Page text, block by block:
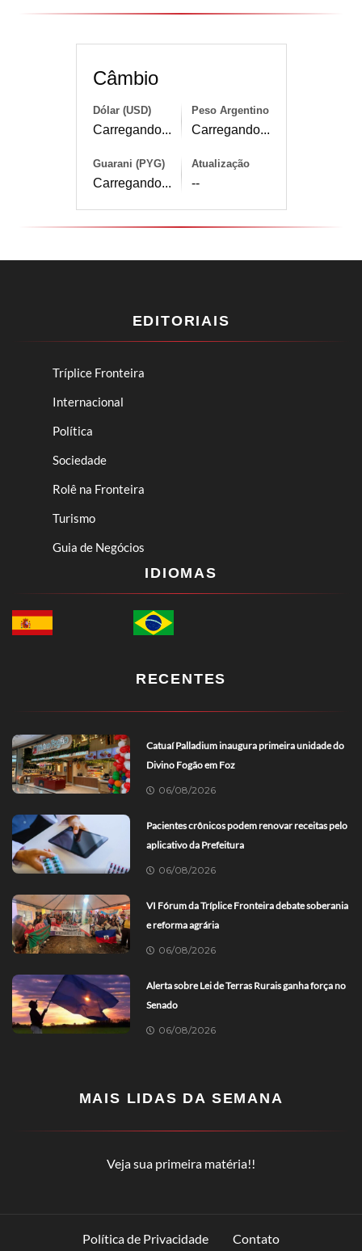
Câmbio
Dólar (USD)
Carregando...
Peso Argentino
Carregando...
Guarani (PYG)
Carregando...
Atualização
--
EDITORIAIS
Tríplice Fronteira
Internacional
Política
Sociedade
Rolê na Fronteira
Turismo
Guia de Negócios
IDIOMAS
RECENTES
Catuaí Palladium inaugura primeira unidade do
Divino Fogão em Foz
06/08/2026
Pacientes crônicos podem renovar receitas pelo
aplicativo da Prefeitura
06/08/2026
VI Fórum da Tríplice Fronteira debate soberania
e reforma agrária
06/08/2026
Alerta sobre Lei de Terras Rurais ganha força no
Senado
06/08/2026
MAIS LIDAS DA SEMANA
Veja sua primeira matéria!!
Política de Privacidade Contato